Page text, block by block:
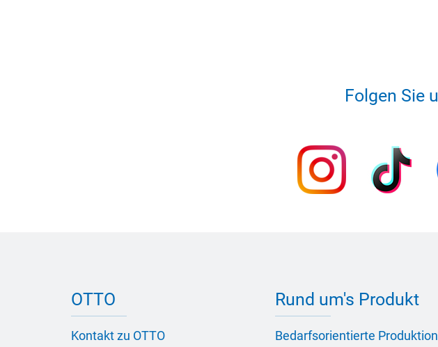
Folgen Sie
OTTO
Kontakt zu OTTO
Rund um's Produkt
Bedarfsorientierte Produktion